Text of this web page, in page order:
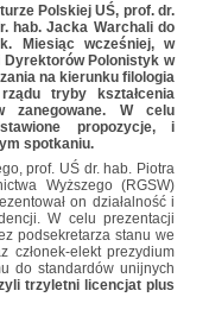
Polskiej UŚ, prof. dr.
hab. Jacka Warchali do
Miesiąc wcześniej, w
Polonistyk w
na kierunku filologia
tryby kształcenia
zanegowane. W celu
propozycje, i
spotkaniu.
prof. UŚ dr. hab. Piotra
Wyższego (RGSW)
on działalność i
W celu prezentacji
podsekretarza stanu we
członek-elekt prezydium
do standardów unijnych
trzyletni licencjat plus